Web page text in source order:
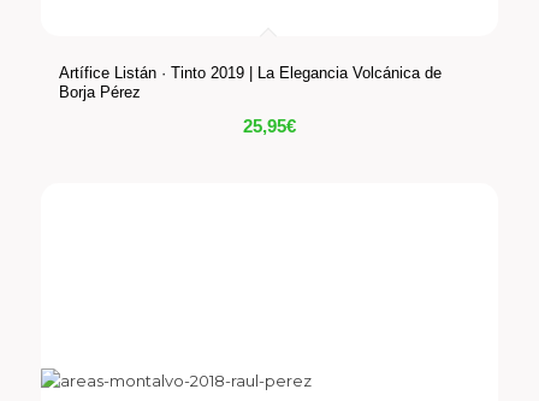
Artífice Listán · Tinto 2019 | La Elegancia Volcánica de
Borja Pérez
25,95€